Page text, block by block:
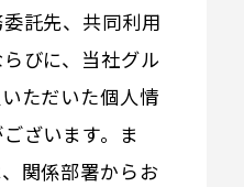
託先、共同利用
びに、当社グル
ただいた個人情
ざいます。ま
関係部署からお